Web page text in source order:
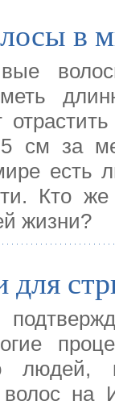
в
см за
есть
Кто
жизни?
для
людей,